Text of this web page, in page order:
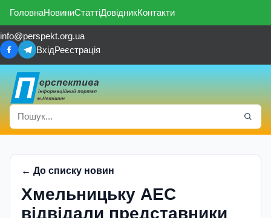
ГоловнаНовиниСтаттіДовідникКонтакти
info@perspekt.org.ua
ВхідРеєстрація
← До списку новин
Хмельницьку АЕС
відвідали представники